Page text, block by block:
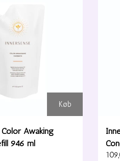
Køb
Awaking
946 ml